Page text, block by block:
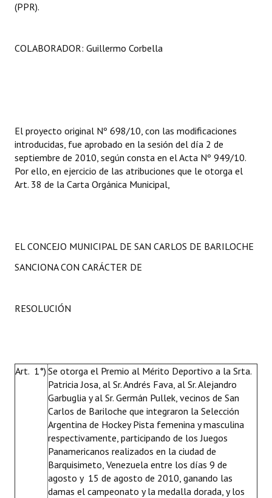
(PPR).
COLABORADOR: Guillermo Corbella
El proyecto original Nº 698/10, con las modificaciones
introducidas, fue aprobado en la sesión del día 2 de
septiembre de 2010, según consta en el Acta Nº 949/10.
Por ello, en ejercicio de las atribuciones que le otorga el
Art. 38 de la Carta Orgánica Municipal,
EL CONCEJO MUNICIPAL DE SAN CARLOS DE BARILOCHE
SANCIONA CON CARÁCTER DE
RESOLUCIÓN
Art. 1°) Se otorga el Premio al Mérito Deportivo a la Srta.
Patricia Josa, al Sr. Andrés Fava, al Sr. Alejandro
Garbuglia y al Sr. Germán Pullek, vecinos de San
Carlos de Bariloche que integraron la Selección
Argentina de Hockey Pista femenina y masculina
respectivamente, participando de los Juegos
Panamericanos realizados en la ciudad de
Barquisimeto, Venezuela entre los días 9 de
agosto y 15 de agosto de 2010, ganando las
damas el campeonato y la medalla dorada, y los